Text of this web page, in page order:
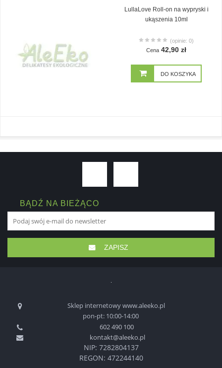
LullaLove Roll-on na wypryski i
ukąszenia 10ml
(opinie: 0)
Cena 42,90 zł
DO KOSZYKA
BĄDŹ NA BIEŻĄCO
ZAPISZ
Sklep internetowy www.aleeko.pl
pon-pt: 10:00-14:00
602 490 100
kontakt@aleeko.pl
NIP: 7282804137
REGON: 472244140